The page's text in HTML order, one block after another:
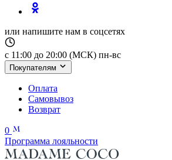
или напишите нам в соцсетях
с 11:00 до 20:00 (МСК) пн-вс
Покупателям
Оплата
Самовывоз
Возврат
0
Программа лояльности